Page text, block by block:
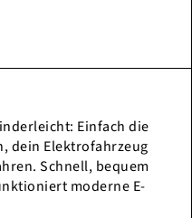
Einfach die
dein Elektrofahrzeug
Schnell, bequem
moderne E-